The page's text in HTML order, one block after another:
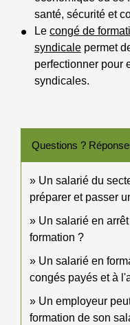
santé, sécurité et
Le congé de
syndicale permet
perfectionner pour
syndicales.
Questions ?
Un salarié du
préparer et passer
Un salarié en
formation ?
Un salarié en
congés payés et à
Un employeur
formation de son